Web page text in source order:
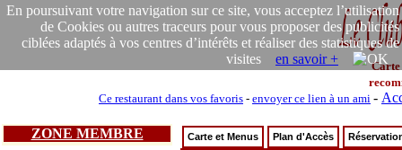
En poursuivant votre navigation sur ce site, vous acceptez l’utilisation
de Cookies ou autres traceurs pour vous proposer des publicités
ciblées adaptés à vos centres d’intérêts et réaliser des statistiques de
visites en savoir +
Carte
Ce restaurant dans vos favoris - envoyer ce lien à un ami -
ZONE MEMBRE Carte et Menus Plan d'Accès